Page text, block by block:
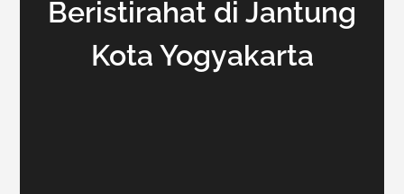
Beristirahat di Jantung
Kota Yogyakarta